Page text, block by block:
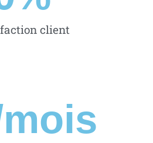
client